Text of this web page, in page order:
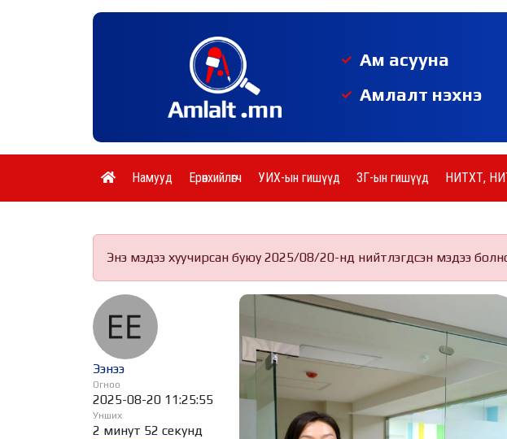
Ам асууна
Амлалт нэхнэ
Намууд Ерөнхийлөгч УИХ-ын гишүүд ЗГ-ын гишүүд НИТХТ,
Энэ мэдээ хуучирсан буюу 2025/08/20-нд нийтлэгдсэн мэдээ
Ээнээ
Огноо
2025-08-20 11:25:55
Унших
2 минут 52 секунд